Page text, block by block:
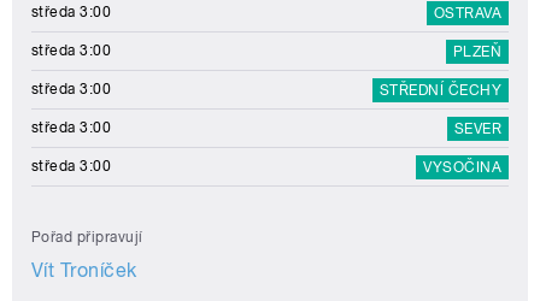
středa 3:00 OSTRAVA
středa 3:00 PLZEŇ
středa 3:00 STŘEDNÍ ČECHY
středa 3:00 SEVER
středa 3:00 VYSOČINA
Pořad připravují
Vít Troníček